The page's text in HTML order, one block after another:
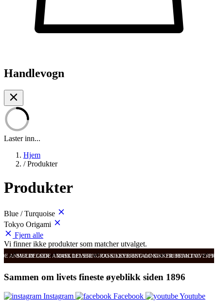
Handlevogn
Laster inn...
Hjem
/ Produkter
Produkter
Blue / Turquoise
Tokyo Origami
Fjern alle
Vi finner ikke produkter som matcher utvalget.
ANMELDELSER RASK LEVERING OG SIKKER BETALING FRI FRAKT OVER
SVÆRT GODE ANMELDELSER RASK LEVERING OG SIKKER BETALING
Sammen om livets fineste øyeblikk siden 1896
Instagram Facebook
Youtube